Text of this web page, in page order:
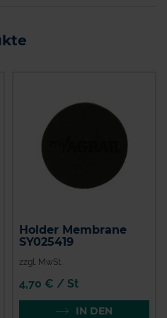
Holder Membrane
SY025419
zzgl. MwSt.
4,70 € / St
IN DEN